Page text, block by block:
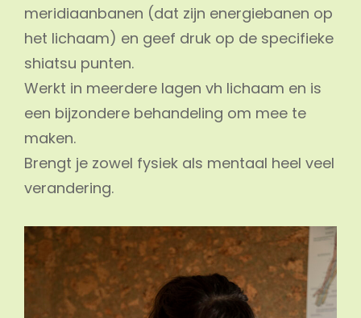
meridiaanbanen (dat zijn energiebanen op
het lichaam) en geef druk op de specifieke
shiatsu punten.
Werkt in meerdere lagen vh lichaam en is
een bijzondere behandeling om mee te
maken.
Brengt je zowel fysiek als mentaal heel veel
verandering.